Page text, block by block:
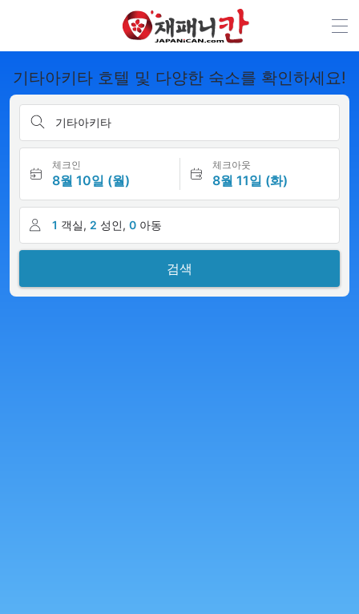
기타아키타 호텔 및 다양한 숙소를 확인하세요!
기타아키타
체크인
8월 10일 (월)
체크아웃
8월 11일 (화)
1 객실, 2 성인, 0 아동
검색